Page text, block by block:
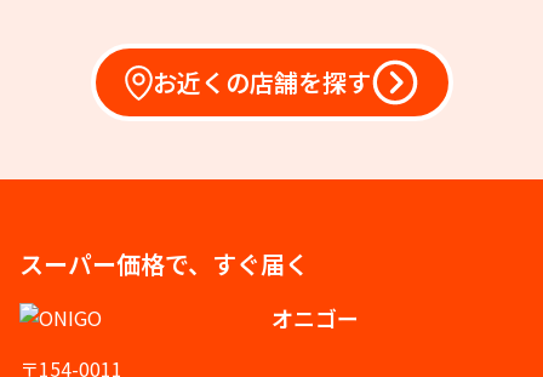
お近くの店舗を探す
スーパー価格で、すぐ届く
オニゴー
〒154-0011